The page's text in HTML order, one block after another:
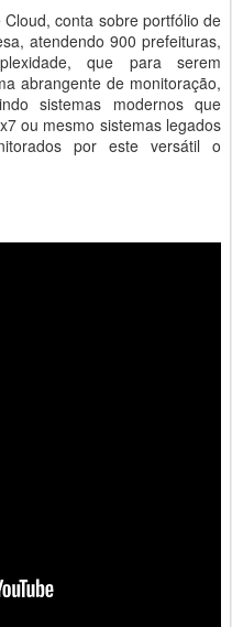
conta sobre portfólio de
atendendo 900 prefeituras,
que para serem
abrangente de monitoração,
sistemas modernos que
ou mesmo sistemas legados
por este versátil o